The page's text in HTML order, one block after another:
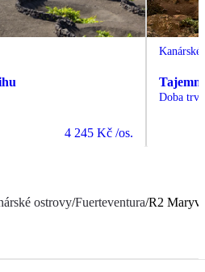
4 245 Kč /os.
Doba
ostrovy/Fuerteventura/R2